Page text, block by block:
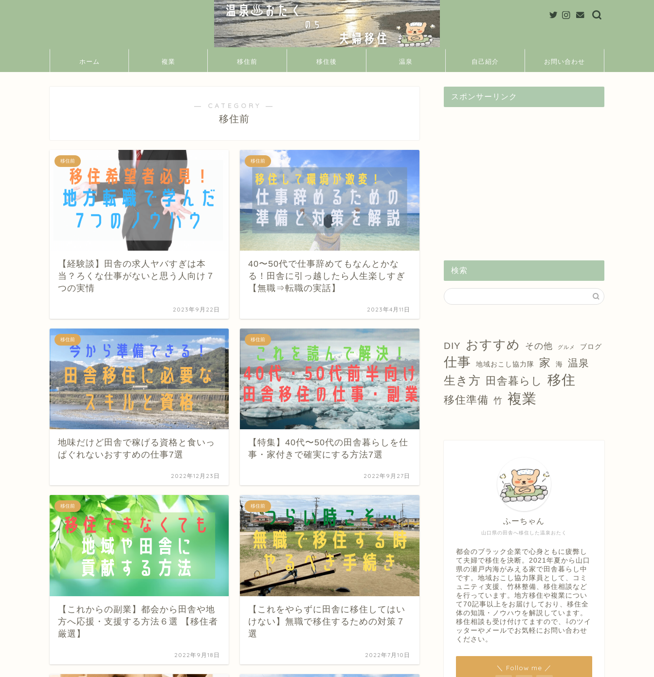
ホーム 複業 移住前 移住後 温泉 自己紹介 お問い合わせ
― CATEGORY ―
移住前
移住前
【経験談】田舎の求人ヤバすぎは本
当？ろくな仕事がないと思う人向け７
つの実情
2023年9月22日
移住前
40〜50代で仕事辞めてもなんとかな
る！田舎に引っ越したら人生楽しすぎ
【無職⇒転職の実話】
2023年4月11日
移住前
地味だけど田舎で稼げる資格と食いっ
ぱぐれないおすすめの仕事7選
2022年12月23日
移住前
【特集】40代〜50代の田舎暮らしを仕
事・家付きで確実にする方法7選
2022年9月27日
移住前
【これからの副業】都会から田舎や地
方へ応援・支援する方法６選 【移住者
厳選】
2022年9月18日
移住前
【これをやらずに田舎に移住してはい
けない】無職で移住するための対策７
選
2022年7月10日
スポンサーリンク
検索
DIY おすすめ その他 グルメ ブログ
仕事 地域おこし協力隊 家 海 温泉
生き方 田舎暮らし 移住
移住準備 竹 複業
山口県の田舎へ移住した温泉おたく
ふーちゃん
都会のブラック企業で心身ともに疲弊し
て夫婦で移住を決断。2021年夏から山口
県の瀬戸内海がみえる家で田舎暮らし中
です。地域おこし協力隊員として、コミ
ュニティ支援、竹林整備、移住相談など
を行っています。地方移住や複業につい
て70記事以上をお届けしており、移住全
体の知識・ノウハウを解説しています。
移住相談も受け付けてますので、⇩のツイ
ッターやメールでお気軽にお問い合わせ
ください。
＼ Follow me ／